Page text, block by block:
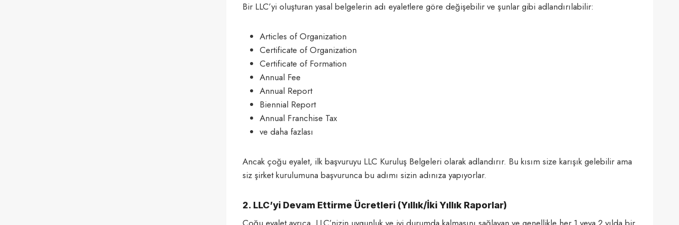
Bir LLC’yi oluşturan yasal belgelerin adı eyaletlere göre değişebilir ve şunlar gibi adlandırılabilir:
Articles of Organization
Certificate of Organization
Certificate of Formation
Annual Fee
Annual Report
Biennial Report
Annual Franchise Tax
ve daha fazlası
Ancak çoğu eyalet, ilk başvuruyu LLC Kuruluş Belgeleri olarak adlandırır. Bu kısım size karışık gelebilir ama
siz şirket kurulumuna başvurunca bu adımı sizin adınıza yapıyorlar.
2. LLC’yi Devam Ettirme Ücretleri (Yıllık/İki Yıllık Raporlar)